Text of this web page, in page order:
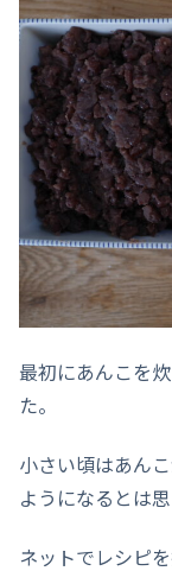
最初にあんこを
た。
小さい頃はあん
ようになるとは
ネットでレシピ